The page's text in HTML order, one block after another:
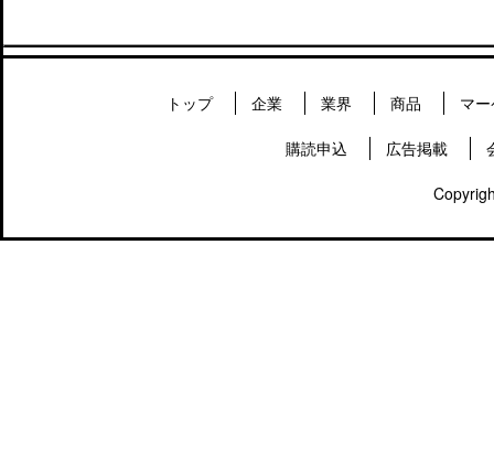
トップ 企業 業界 商品 マ
購読申込 広告掲載